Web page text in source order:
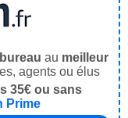
au meilleur
agents ou élus
35€ ou sans
Prime